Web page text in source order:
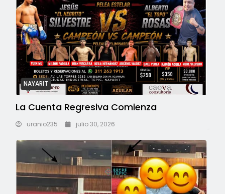
NAYARIT
La Cuenta Regresiva Comienza
uranio235 julio 30, 2026